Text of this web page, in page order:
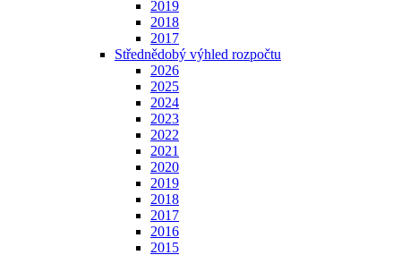
2019
2018
2017
Střednědobý výhled rozpočtu
2026
2025
2024
2023
2022
2021
2020
2019
2018
2017
2016
2015